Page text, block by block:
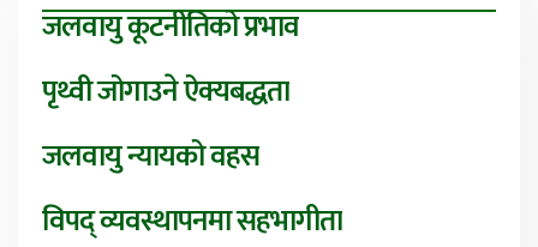
जलवायु कूटनीतिको प्रभाव
पृथ्वी जोगाउने ऐक्यबद्धता
जलवायु न्यायको वहस
विपद् व्यवस्थापनमा सहभागीता